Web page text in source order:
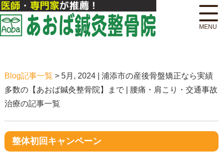
Blog記事一覧 > 5月, 2024 | 浦添市の産後骨盤矯正なら実績
多数の【あおば鍼灸整骨院】まで | 腰痛・肩こり・交通事故
治療の記事一覧
整体初回キャンペーン